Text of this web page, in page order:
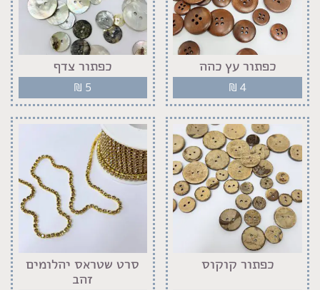
כפתור עץ כהה
₪ 4
כפתור צדף
₪ 5
כפתור קוקוס
סרט שטראס יהלומים
זהב